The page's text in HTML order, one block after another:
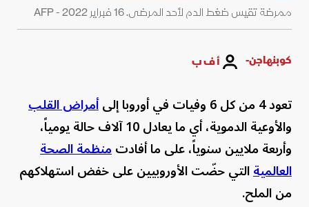
ممرضة تقيس ضغط الدم لأحد المرضى. 16 فبراير 2022 - AFP
كوبنهاجن- أ ف ب
تعود 4 من كل 6 وفيات في أوروبا إلى
أمراض القلب
والأوعية الدموية، أي ما يعادل 10 آلاف حالة يومياً،
وأربعة ملايين سنوياً، على ما أفادتمنظمة الصحة
العالميةالتي حضّت الأوروبيين على خفض استهلاكهم
من الملح.